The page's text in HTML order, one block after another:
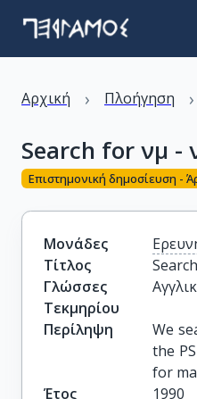
Αρχική › Πλοήγηση ›
Search for νμ -
Επιστημονική δημοσίευση -
Μονάδες
Τίτλος
Γλώσσες
Τεκμηρίου
Περίληψη
We
the
for
Έτος
1990